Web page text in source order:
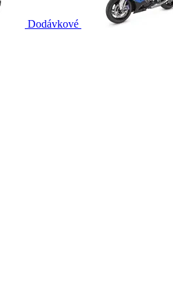
Dodávkové